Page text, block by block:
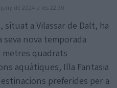
juny de 2024 a les 22:30
situat a Vilassar de Dalt, ha
nova temporada
metres quadrats
aquàtiques, Illa Fantasia
preferides per a